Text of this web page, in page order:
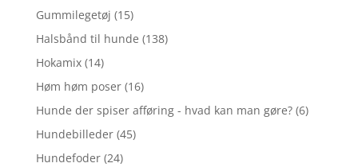
Gummilegetøj (15)
Halsbånd til hunde (138)
Hokamix (14)
Høm høm poser (16)
Hunde der spiser afføring - hvad kan man gøre? (6)
Hundebilleder (45)
Hundefoder (24)